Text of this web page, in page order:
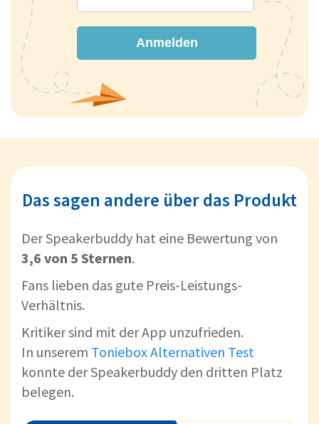
Anmelden
Das sagen andere über das Produkt
Der Speakerbuddy hat eine Bewertung von
3,6 von 5 Sternen.
Fans lieben das gute Preis-Leistungs-
Verhältnis.
Kritiker sind mit der App unzufrieden.
In unserem Toniebox Alternativen Test
konnte der Speakerbuddy den dritten Platz
belegen.